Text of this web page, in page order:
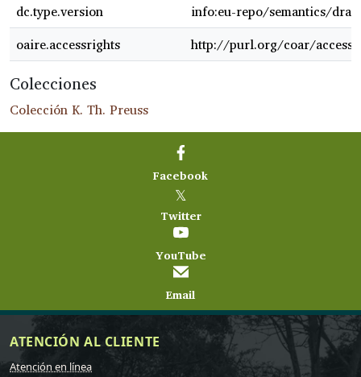
dc.type.version
info:eu-repo/semantics/draft
oaire.accessrights
http://purl.org/coar/
Colecciones
Colección K. Th. Preuss
Facebook
𝕏
Twitter
YouTube
Email
ATENCIÓN AL CLIENTE
Atención en línea